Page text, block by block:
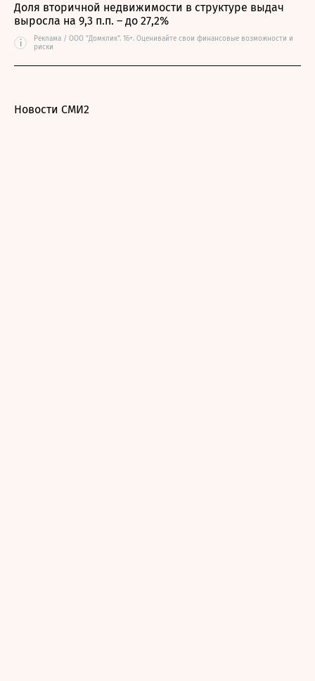
Доля вторичной недвижимости в структуре выдач
выросла на 9,3 п.п. – до 27,2%
i
Реклама / ООО "Домклик". 16+. Оценивайте свои финансовые возможности и
риски
Новости СМИ2